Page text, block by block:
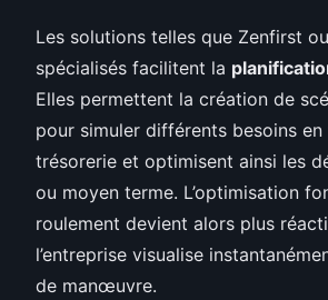
Les solutions telles que Zenfirst
spécialisés facilitent la
Elles permettent la création de
pour simuler différents besoins en
trésorerie et optimisent ainsi les
ou moyen terme. L’optimisation
roulement devient alors plus
l’entreprise visualise
de manœuvre.